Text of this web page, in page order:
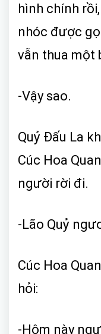
hình chính
nhóc được
vẫn thua một
-Vậy sao.
Quỷ Đấu La
Cúc Hoa
người rời đi.
-Lão Quỷ
Cúc Hoa
hỏi:
-Hôm này